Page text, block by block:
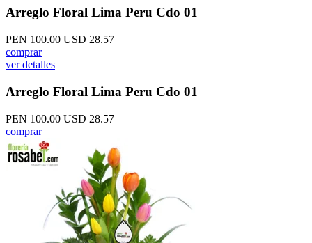
Arreglo Floral Lima Peru Cdo 01
PEN 100.00 USD 28.57
comprar
ver detalles
Arreglo Floral Lima Peru Cdo 01
PEN 100.00 USD 28.57
comprar